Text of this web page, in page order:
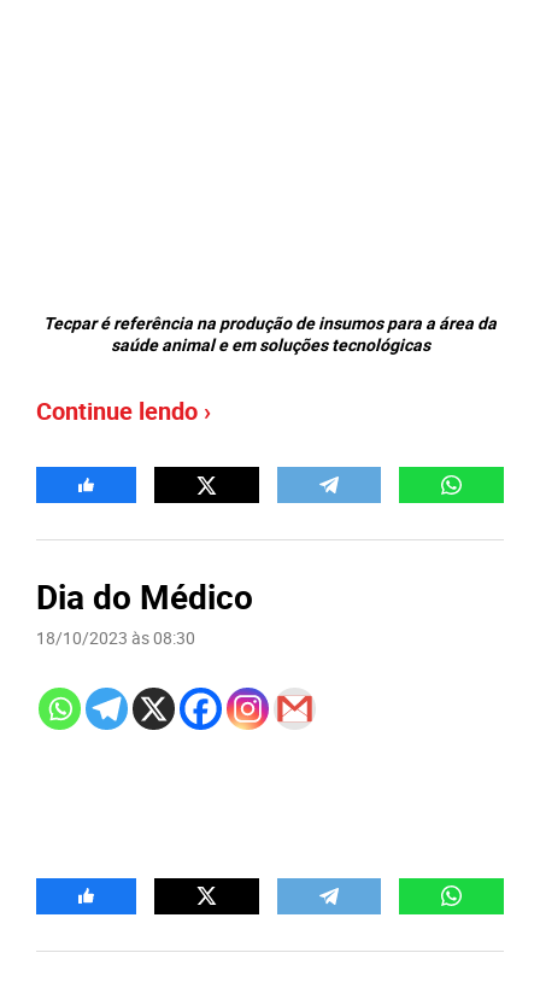
Tecpar é referência na produção de insumos para a área da
saúde animal e em soluções tecnológicas
Continue lendo ›
Dia do Médico
18/10/2023 às 08:30